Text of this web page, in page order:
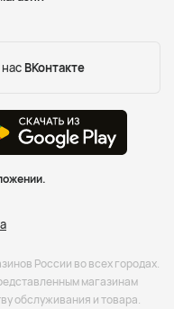
ВКонтакте
России во всех городах.
магазинам
обслуживания и товара.